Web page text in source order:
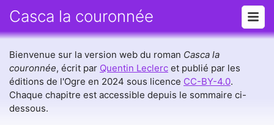
Casca la couronnée
Bienvenue sur la version web du roman Casca la
couronnée, écrit par Quentin Leclerc et publié par les
éditions de l'Ogre en 2024 sous licence CC-BY-4.0.
Chaque chapitre est accessible depuis le sommaire ci-
dessous.